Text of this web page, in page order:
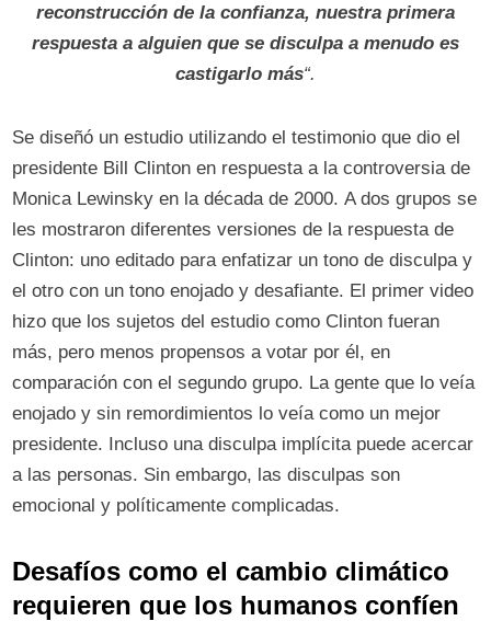
reconstrucción de la confianza, nuestra primera
respuesta a alguien que se disculpa a menudo es
castigarlo más“.
Se diseñó un estudio utilizando el testimonio que dio el
presidente Bill Clinton en respuesta a la controversia de
Monica Lewinsky en la década de 2000. A dos grupos se
les mostraron diferentes versiones de la respuesta de
Clinton: uno editado para enfatizar un tono de disculpa y
el otro con un tono enojado y desafiante. El primer video
hizo que los sujetos del estudio como Clinton fueran
más, pero menos propensos a votar por él, en
comparación con el segundo grupo. La gente que lo veía
enojado y sin remordimientos lo veía como un mejor
presidente. Incluso una disculpa implícita puede acercar
a las personas. Sin embargo, las disculpas son
emocional y políticamente complicadas.
Desafíos como el cambio climático
requieren que los humanos confíen